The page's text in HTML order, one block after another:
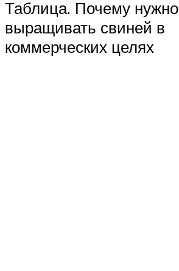
Таблица. Почему нужно
выращивать свиней в
коммерческих целях